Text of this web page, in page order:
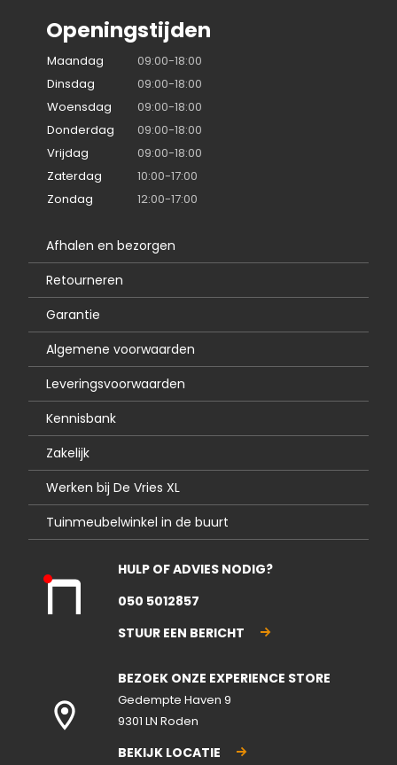
Openingstijden
Maandag
09:00-18:00
Dinsdag
09:00-18:00
Woensdag
09:00-18:00
Donderdag
09:00-18:00
Vrijdag
09:00-18:00
Zaterdag
10:00-17:00
Zondag
12:00-17:00
Afhalen en bezorgen
Retourneren
Garantie
Algemene voorwaarden
Leveringsvoorwaarden
Kennisbank
Zakelijk
Werken bij De Vries XL
Tuinmeubelwinkel in de buurt
nte
ote
n
HULP OF ADVIES NODIG?
050 5012857
STUUR EEN BERICHT
BEZOEK ONZE EXPERIENCE STORE
Gedempte Haven 9
9301 LN Roden
BEKIJK LOCATIE